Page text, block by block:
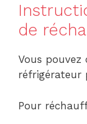
de
Vous pouvez
réfrigérateur
Pour